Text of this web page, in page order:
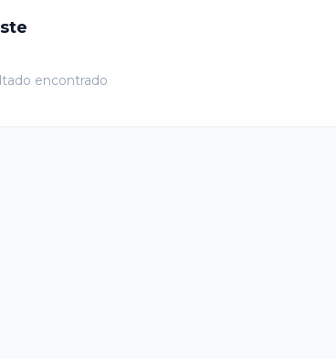
encontrado